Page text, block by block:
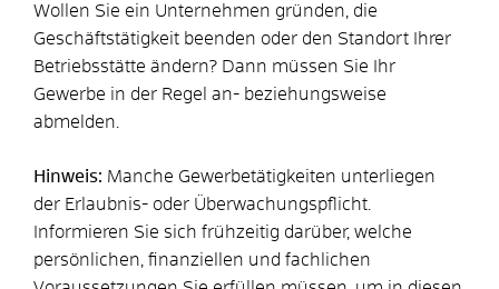
Wollen Sie ein Unternehmen gründen, die
Geschäftstätigkeit beenden oder den Standort Ihrer
Betriebsstätte ändern? Dann müssen Sie Ihr
Gewerbe in der Regel an- beziehungsweise
abmelden.
Hinweis: Manche Gewerbetätigkeiten unterliegen
der Erlaubnis- oder Überwachungspflicht.
Informieren Sie sich frühzeitig darüber, welche
persönlichen, finanziellen und fachlichen